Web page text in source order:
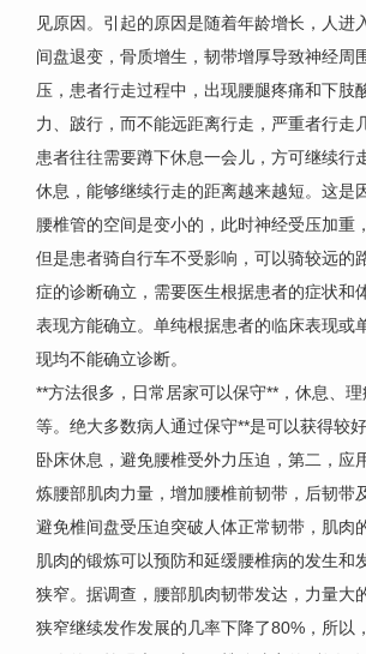
见原因。引起的原因是随着年龄增长，人进
间盘退变，骨质增生，韧带增厚导致神经周
压，患者行走过程中，出现腰腿疼痛和下肢
力、跛行，而不能远距离行走，严重者行走
患者往往需要蹲下休息一会儿，方可继续行
休息，能够继续行走的距离越来越短。这是
腰椎管的空间是变小的，此时神经受压加重
但是患者骑自行车不受影响，可以骑较远的
症的诊断确立，需要医生根据患者的症状和
表现方能确立。单纯根据患者的临床表现或
现均不能确立诊断。
**方法很多，日常居家可以保守**，休息、
等。绝大多数病人通过保守**是可以获得较
卧床休息，避免腰椎受外力压迫，第二，应
炼腰部肌肉力量，增加腰椎前韧带，后韧带
避免椎间盘受压迫突破人体正常韧带，肌肉
肌肉的锻炼可以预防和延缓腰椎病的发生和
狭窄。据调查，腰部肌肉韧带发达，力量大
狭窄继续发作发展的几率下降了80%，所以